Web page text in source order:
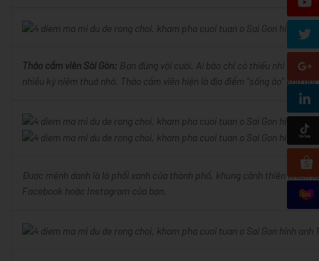
Thảo cầm viên Sài Gòn: Bạn đừng vội cười. Ai bảo chỉ có thiếu nhi mới
nhiều kỷ niệm thuở nhỏ, Thảo cầm viên hiện là địa điểm "sống ảo" khá
Được mệnh danh là lá phổi xanh của thành phố, khung cảnh thiên
Facebook hoặc Instagram của bạn.